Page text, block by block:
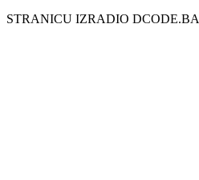
STRANICU IZRADIO DCODE.BA